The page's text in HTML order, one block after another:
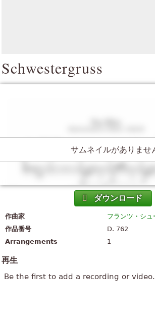
Schwestergruss
サムネイルがありませ
ダウンロード
作曲家
フランツ・シュ
作品番号
D. 762
Arrangements
1
再生
Be the first to add a recording or video.